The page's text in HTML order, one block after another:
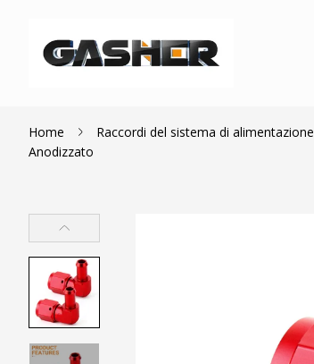
Home Raccordi del sistema di alimentazione
Anodizzato